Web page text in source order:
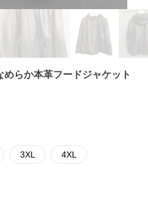
らか本革フードジャケット
3XL 4XL